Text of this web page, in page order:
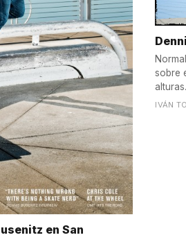
en San
sobre
IVÁN